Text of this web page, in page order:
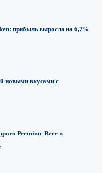
прибыль выросла на 6,7%
новыми вкусами с
Premium Beer в